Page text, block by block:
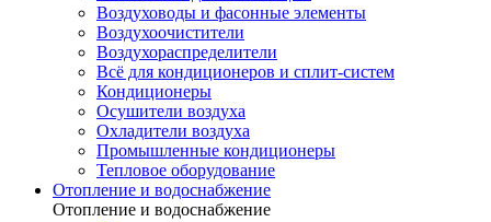
Воздуховоды и фасонные элементы
Воздухоочистители
Воздухораспределители
Всё для кондиционеров и сплит-систем
Кондиционеры
Осушители воздуха
Охладители воздуха
Промышленные кондиционеры
Тепловое оборудование
Отопление и водоснабжение
Отопление и водоснабжение